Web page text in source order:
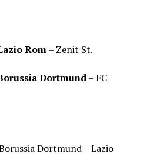
Rom– Zenit St.
Dortmund– FC
Dortmund – Lazio